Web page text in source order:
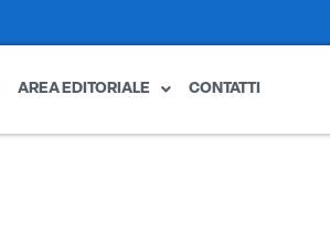
AREA EDITORIALE CONTATTI